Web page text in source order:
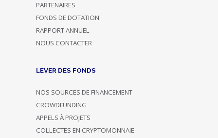
PARTENAIRES
FONDS DE DOTATION
RAPPORT ANNUEL
NOUS CONTACTER
LEVER DES FONDS
NOS SOURCES DE FINANCEMENT
CROWDFUNDING
APPELS À PROJETS
COLLECTES EN CRYPTOMONNAIE